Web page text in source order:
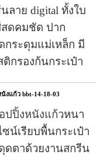
ลาย digital ทั้งใบ
ดคมชัด ปาก
กระดุมแม่เหล็ก มี
กรองก้นกระเป๋า
งแก้ว bbt-14-18-03
ปปิ้งหนังแก้วหนา
น์เรียบพื้นกระเป๋า
ดตาด้วยงานสกรีน